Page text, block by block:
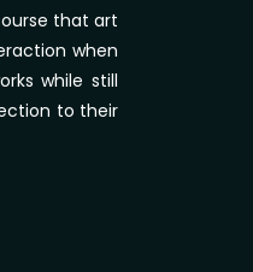
that art
when
while still
to their